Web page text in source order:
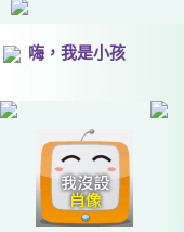
嗨，我是小孩